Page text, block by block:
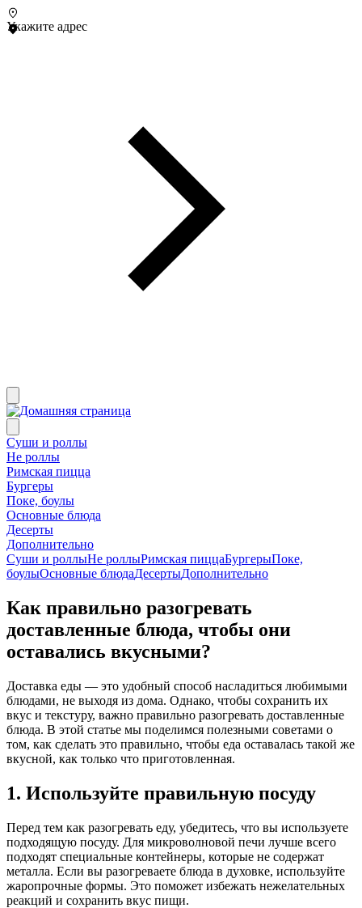
Укажите адрес
Суши и роллы
Не роллы
Римская пицца
Бургеры
Поке, боулы
Основные блюда
Десерты
Дополнительно
Суши и роллыНе роллыРимская пиццаБургерыПоке,
боулыОсновные блюдаДесертыДополнительно
Как правильно разогревать
доставленные блюда, чтобы они
оставались вкусными?
Доставка еды — это удобный способ насладиться любимыми
блюдами, не выходя из дома. Однако, чтобы сохранить их
вкус и текстуру, важно правильно разогревать доставленные
блюда. В этой статье мы поделимся полезными советами о
том, как сделать это правильно, чтобы еда оставалась такой же
вкусной, как только что приготовленная.
1. Используйте правильную посуду
Перед тем как разогревать еду, убедитесь, что вы используете
подходящую посуду. Для микроволновой печи лучше всего
подходят специальные контейнеры, которые не содержат
металла. Если вы разогреваете блюда в духовке, используйте
жаропрочные формы. Это поможет избежать нежелательных
реакций и сохранить вкус пищи.